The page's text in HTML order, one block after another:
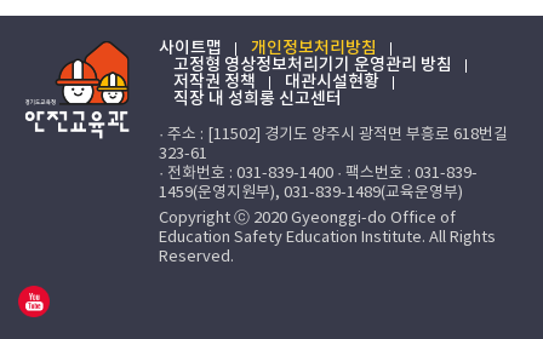
사이트맵
개인정보처리방침
고정형 영상정보처리기기 운영관리 방침
저작권 정책
대관시설현황
직장 내 성희롱 신고센터
· 주소 : [11502] 경기도 양주시 광적면 부흥로 618번길
323-61
· 전화번호 : 031-839-1400 · 팩스번호 : 031-839-
1459(운영지원부), 031-839-1489(교육운영부)
Copyright ⓒ 2020 Gyeonggi-do Office of
Education Safety Education Institute. All Rights
Reserved.